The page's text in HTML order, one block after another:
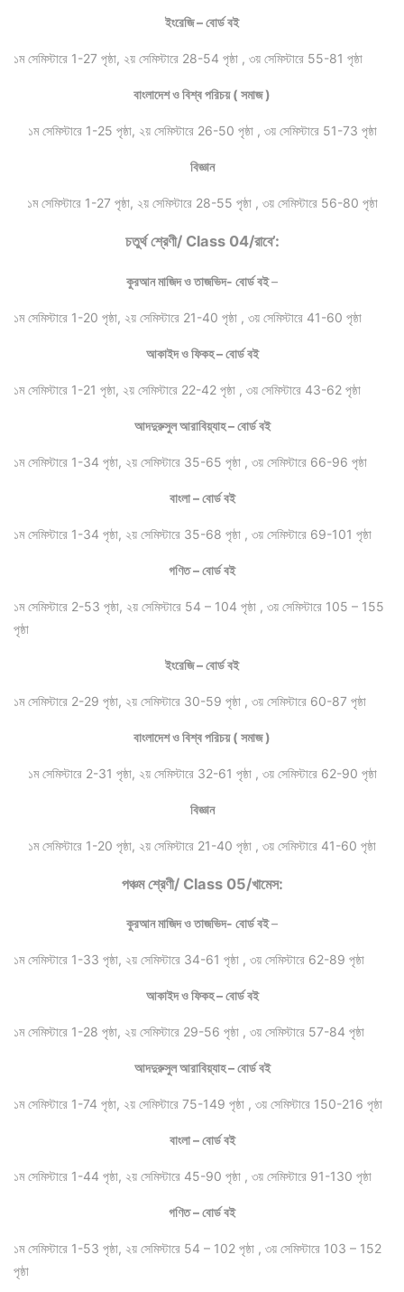
ইংরেজি – বোর্ড বই
১ম সেমিস্টারে 1-27 পৃষ্ঠা, ২য় সেমিস্টারে 28-54 পৃষ্ঠা , ৩য় সেমিস্টারে 55-81 পৃষ্ঠা
বাংলাদেশ ও বিশ্ব পরিচয় ( সমাজ )
১ম সেমিস্টারে 1-25 পৃষ্ঠা, ২য় সেমিস্টারে 26-50 পৃষ্ঠা , ৩য় সেমিস্টারে 51-73 পৃষ্ঠা
বিজ্ঞান
১ম সেমিস্টারে 1-27 পৃষ্ঠা, ২য় সেমিস্টারে 28-55 পৃষ্ঠা , ৩য় সেমিস্টারে 56-80 পৃষ্ঠা
চতুর্থ শ্রেণী/ Class 04/রাবে’:
কুরআন মাজিদ ও তাজভিদ- বোর্ড বই–
১ম সেমিস্টারে 1-20 পৃষ্ঠা, ২য় সেমিস্টারে 21-40 পৃষ্ঠা , ৩য় সেমিস্টারে 41-60 পৃষ্ঠা
আকাইদ ও ফিকহ – বোর্ড বই
১ম সেমিস্টারে 1-21 পৃষ্ঠা, ২য় সেমিস্টারে 22-42 পৃষ্ঠা , ৩য় সেমিস্টারে 43-62 পৃষ্ঠা
আদদুরুসুল আরাবিয়্যাহ – বোর্ড বই
১ম সেমিস্টারে 1-34 পৃষ্ঠা, ২য় সেমিস্টারে 35-65 পৃষ্ঠা , ৩য় সেমিস্টারে 66-96 পৃষ্ঠা
বাংলা – বোর্ড বই
১ম সেমিস্টারে 1-34 পৃষ্ঠা, ২য় সেমিস্টারে 35-68 পৃষ্ঠা , ৩য় সেমিস্টারে 69-101 পৃষ্ঠা
গণিত – বোর্ড বই
১ম সেমিস্টারে 2-53 পৃষ্ঠা, ২য় সেমিস্টারে 54 – 104 পৃষ্ঠা , ৩য় সেমিস্টারে 105 – 155
পৃষ্ঠা
ইংরেজি – বোর্ড বই
১ম সেমিস্টারে 2-29 পৃষ্ঠা, ২য় সেমিস্টারে 30-59 পৃষ্ঠা , ৩য় সেমিস্টারে 60-87 পৃষ্ঠা
বাংলাদেশ ও বিশ্ব পরিচয় ( সমাজ )
১ম সেমিস্টারে 2-31 পৃষ্ঠা, ২য় সেমিস্টারে 32-61 পৃষ্ঠা , ৩য় সেমিস্টারে 62-90 পৃষ্ঠা
বিজ্ঞান
১ম সেমিস্টারে 1-20 পৃষ্ঠা, ২য় সেমিস্টারে 21-40 পৃষ্ঠা , ৩য় সেমিস্টারে 41-60 পৃষ্ঠা
পঞ্চম শ্রেণী/ Class 05/খামেস:
কুরআন মাজিদ ও তাজভিদ- বোর্ড বই–
১ম সেমিস্টারে 1-33 পৃষ্ঠা, ২য় সেমিস্টারে 34-61 পৃষ্ঠা , ৩য় সেমিস্টারে 62-89 পৃষ্ঠা
আকাইদ ও ফিকহ – বোর্ড বই
১ম সেমিস্টারে 1-28 পৃষ্ঠা, ২য় সেমিস্টারে 29-56 পৃষ্ঠা , ৩য় সেমিস্টারে 57-84 পৃষ্ঠা
আদদুরুসুল আরাবিয়্যাহ – বোর্ড বই
১ম সেমিস্টারে 1-74 পৃষ্ঠা, ২য় সেমিস্টারে 75-149 পৃষ্ঠা , ৩য় সেমিস্টারে 150-216 পৃষ্ঠা
বাংলা – বোর্ড বই
১ম সেমিস্টারে 1-44 পৃষ্ঠা, ২য় সেমিস্টারে 45-90 পৃষ্ঠা , ৩য় সেমিস্টারে 91-130 পৃষ্ঠা
গণিত – বোর্ড বই
১ম সেমিস্টারে 1-53 পৃষ্ঠা, ২য় সেমিস্টারে 54 – 102 পৃষ্ঠা , ৩য় সেমিস্টারে 103 – 152
পৃষ্ঠা